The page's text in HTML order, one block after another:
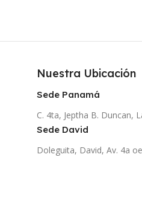
Nuestra Ubicación
Sede Panamá
C. 4ta, Jeptha B. Duncan,
Sede David
Doleguita, David, Av. 4a